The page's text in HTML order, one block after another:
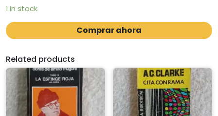
1 in stock
Comprar ahora
Related products